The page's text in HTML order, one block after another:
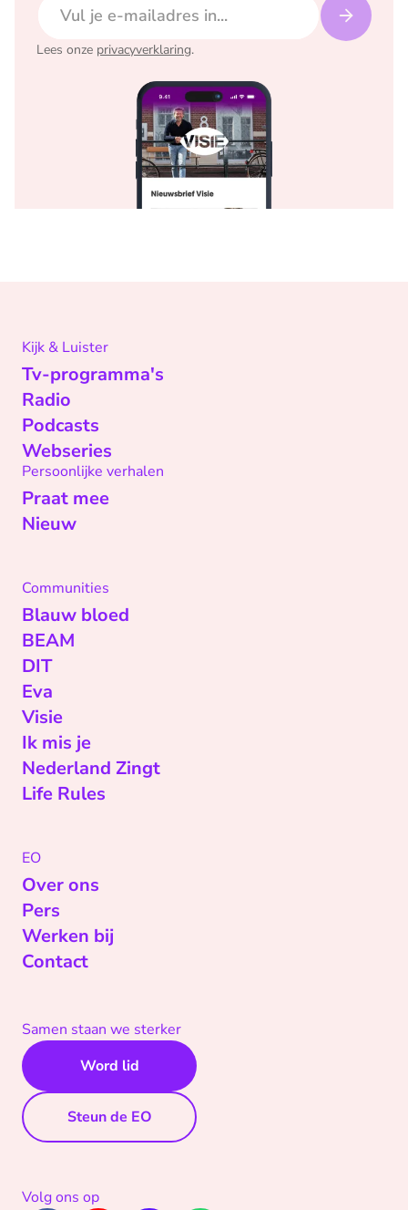
Lees onze privacyverklaring.
Kijk & Luister
Tv-programma's
Radio
Podcasts
Webseries
Persoonlijke verhalen
Praat mee
Nieuw
Communities
Blauw bloed
BEAM
DIT
Eva
Visie
Ik mis je
Nederland Zingt
Life Rules
EO
Over ons
Pers
Werken bij
Contact
Samen staan we sterker
Word lid
Steun de EO
Volg ons op